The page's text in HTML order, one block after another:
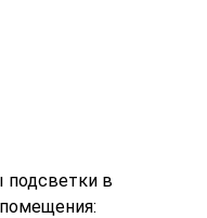
подсветки в